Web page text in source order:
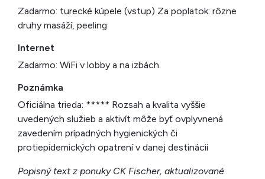
Zadarmo: turecké kúpele (vstup) Za poplatok: rôzne
druhy masáží, peeling
Internet
Zadarmo: WiFi v lobby a na izbách.
Poznámka
Oficiálna trieda: ***** Rozsah a kvalita vyššie
uvedených služieb a aktivít môže byť ovplyvnená
zavedením prípadných hygienických či
protiepidemických opatrení v danej destinácii
Popisný text z ponuky CK Fischer, aktualizované